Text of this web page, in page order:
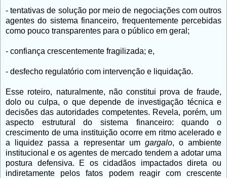
- tentativas de solução por meio de negociações com outros
agentes do sistema financeiro, frequentemente percebidas
como pouco transparentes para o público em geral;
- confiança crescentemente fragilizada; e,
- desfecho regulatório com intervenção e liquidação.
Esse roteiro, naturalmente, não constitui prova de fraude,
dolo ou culpa, o que depende de investigação técnica e
decisões das autoridades competentes. Revela, porém, um
aspecto estrutural do sistema financeiro: quando o
crescimento de uma instituição ocorre em ritmo acelerado e
a liquidez passa a representar um gargalo, o ambiente
institucional e os agentes de mercado tendem a adotar uma
postura defensiva. E os cidadãos impactadosdireta ou
indiretamente pelos fatos podem reagir com crescente